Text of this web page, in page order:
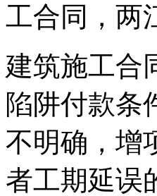
工合同，两
建筑施工合
陷阱付款条
不明确，增
者工期延误